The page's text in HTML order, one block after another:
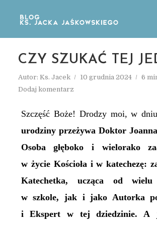
CZY SZUKAĆ TEJ
Autor: Ks. Jacek 10 grudnia 2024
6
Dodaj komentarz
Szczęść Boże! Drodzy moi, w
urodziny przeżywa Doktor
Osoba głęboko i wielorako
w życie Kościoła i w katechezę:
Katechetka, ucząca od
w szkole, jak i jako Autorka
i Ekspert w tej dziedzinie. A